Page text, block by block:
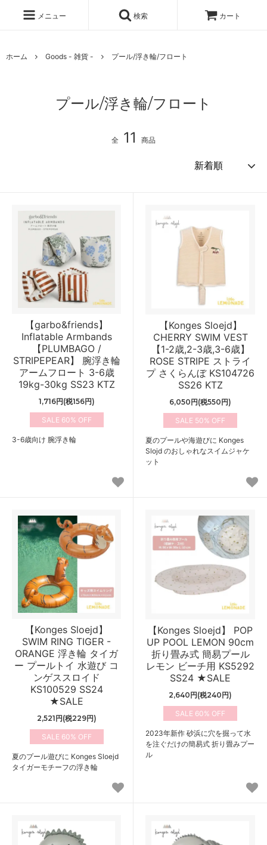
メニュー 検索 カート
ホーム Goods - 雑貨 - プール/浮き輪/フロート
プール/浮き輪/フロート
全 11 商品
【garbo&friends】
Inflatable Armbands
【PLUMBAGO /
STRIPEPEAR】 腕浮き輪
アームフロート 3-6歳
19kg-30kg SS23 KTZ
1,716円(税156円)
60%
3-6歳向け 腕浮き輪
【Konges Sloejd】
CHERRY SWIM VEST
【1-2歳,2-3歳,3-6歳】
ROSE STRIPE ストライ
プ さくらんぼ KS104726
SS26 KTZ
6,050円(税550円)
50%
夏のプールや海遊びに Konges
Slojd のおしゃれなスイムジャケ
ット
【Konges Sloejd】
SWIM RING TIGER -
ORANGE 浮き輪 タイガ
ー プールトイ 水遊び コ
ンゲススロイド
KS100529 SS24
★SALE
2,521円(税229円)
60%
夏のプール遊びに Konges Sloejd
タイガーモチーフの浮き輪
【Konges Sloejd】 POP
UP POOL LEMON 90cm
折り畳み式 簡易プール
レモン ビーチ用 KS5292
SS24 ★SALE
2,640円(税240円)
60%
2023年新作 砂浜に穴を掘って水
を注ぐだけの簡易式 折り畳みプー
ル